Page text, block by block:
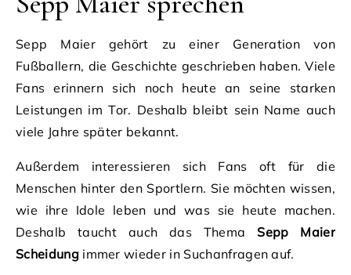
Sepp Maier gehört zu einer Generation von
Fußballern, die Geschichte geschrieben haben. Viele
Fans erinnern sich noch heute an seine starken
Leistungen im Tor. Deshalb bleibt sein Name auch
viele Jahre später bekannt.
Außerdem interessieren sich Fans oft für die
Menschen hinter den Sportlern. Sie möchten wissen,
wie ihre Idole leben und was sie heute machen.
Deshalb taucht auch das ThemaSepp Maier
Scheidungimmer wieder in Suchanfragen auf.